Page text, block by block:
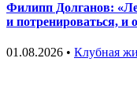
Филипп Долганов:
и потренироваться, и
01.08.2026 • Клубная